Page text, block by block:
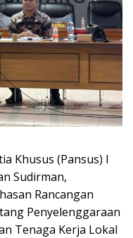
Khusus (Pansus) I
Sudirman,
Rancangan
Penyelenggaraan
Tenaga Kerja Lokal